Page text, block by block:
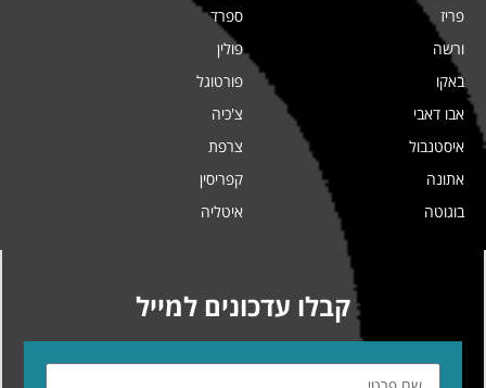
פריז
ורשה
באקו
אבו דאבי
איסטנבול
אתונה
בוגוטה
ספרד
פולין
פורטוגל
צ'כיה
צרפת
קפריסין
איטליה
קבלו עדכונים למייל